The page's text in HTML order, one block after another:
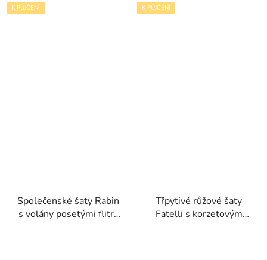
K PŮJČENÍ
Společenské šaty Rabin
s volány posetými flitry
K PŮJČENÍ
Třpytivé růžové šaty
Fatelli s korzetovým